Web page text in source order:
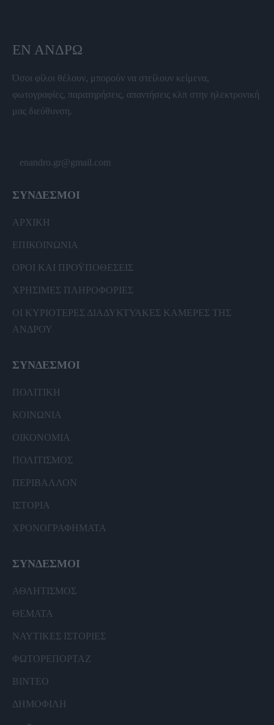
ΕΝ ΆΝΔΡΩ
Όσοι φίλοι θέλουν, μπορούν να στείλουν κείμενα,
φωτογραφίες, παρατηρήσεις, απαντήσεις κλπ στην ηλεκτρονική
μας διεύθυνση.
enandro.gr@gmail.com
ΣΥΝΔΕΣΜΟΙ
ΑΡΧΙΚΗ
ΕΠΙΚΟΙΝΩΝΙΑ
ΟΡΟΙ ΚΑΙ ΠΡΟΫΠΟΘΕΣΕΙΣ
ΧΡΗΣΙΜΕΣ ΠΛΗΡΟΦΟΡΙΕΣ
ΟΙ ΚΥΡΙΟΤΕΡΕΣ ΔΙΑΔΥΚΤΥΑΚΕΣ ΚΑΜΕΡΕΣ ΤΗΣ
ΑΝΔΡΟΥ
ΣΥΝΔΕΣΜΟΙ
ΠΟΛΙΤΙΚΗ
ΚΟΙΝΩΝΙΑ
ΟΙΚΟΝΟΜΙΑ
ΠΟΛΙΤΙΣΜΟΣ
ΠΕΡΙΒΑΛΛΟΝ
ΙΣΤΟΡΙΑ
ΧΡΟΝΟΓΡΑΦΗΜΑΤΑ
ΣΥΝΔΕΣΜΟΙ
ΑΘΛΗΤΙΣΜΟΣ
ΘΕΜΑΤΑ
ΝΑΥΤΙΚΕΣ ΙΣΤΟΡΙΕΣ
ΦΩΤΟΡΕΠΟΡΤΑΖ
ΒΙΝΤΕΟ
ΔΗΜΟΦΙΛΗ